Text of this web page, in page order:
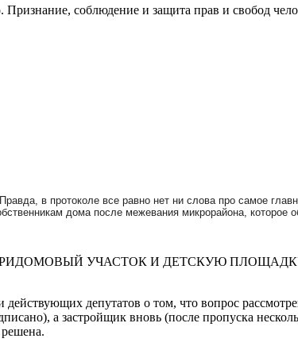
соблюдение и защита прав и свобод
в протоколе все равно нет ни слова про самое
дома после межевания микрорайона,
УЧАСТОК И ДЕТСКУЮ
депутатов о том, что вопрос
а застройщик вновь (после пропуска
решена.